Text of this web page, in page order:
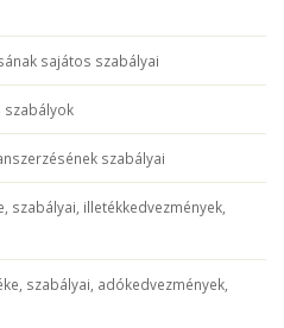
sajátos szabályai
szabályai
szabályai, illetékkedvezmények,
szabályai, adókedvezmények,